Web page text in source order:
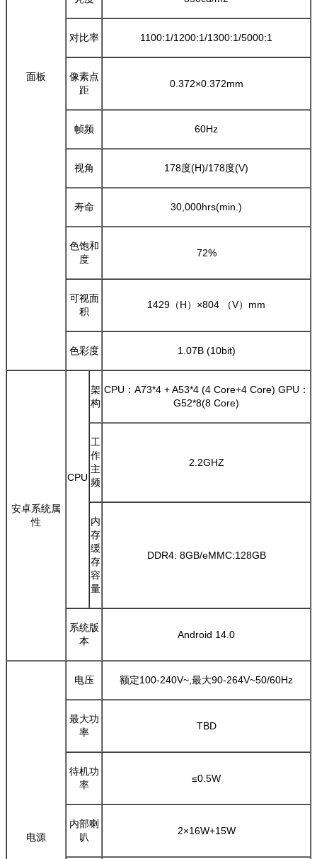
面板
对比率 1100:1/1200:1/1300:1/5000:1
像素点
距
0.372×0.372mm
帧频 60Hz
视角 178度(H)/178度(V)
寿命 30,000hrs(min.)
色饱和
度
72%
可视面
积
1429（H）×804 （V）mm
色彩度 1.07B (10bit)
安卓系统属
性
CPU
架
构
CPU：A73*4 + A53*4 (4 Core+4 Core) GPU：
G52*8(8 Core)
工
作
主
频
2.2GHZ
内
存
缓
存
容
量
DDR4: 8GB/eMMC:128GB
系统版
本
Android 14.0
电源
电压 额定100-240V~,最大90-264V~50/60Hz
最大功
率
TBD
待机功
率
≤0.5W
内部喇
叭
2×16W+15W